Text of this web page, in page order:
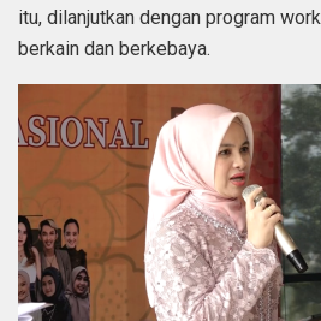
itu, dilanjutkan dengan program
berkain dan berkebaya.